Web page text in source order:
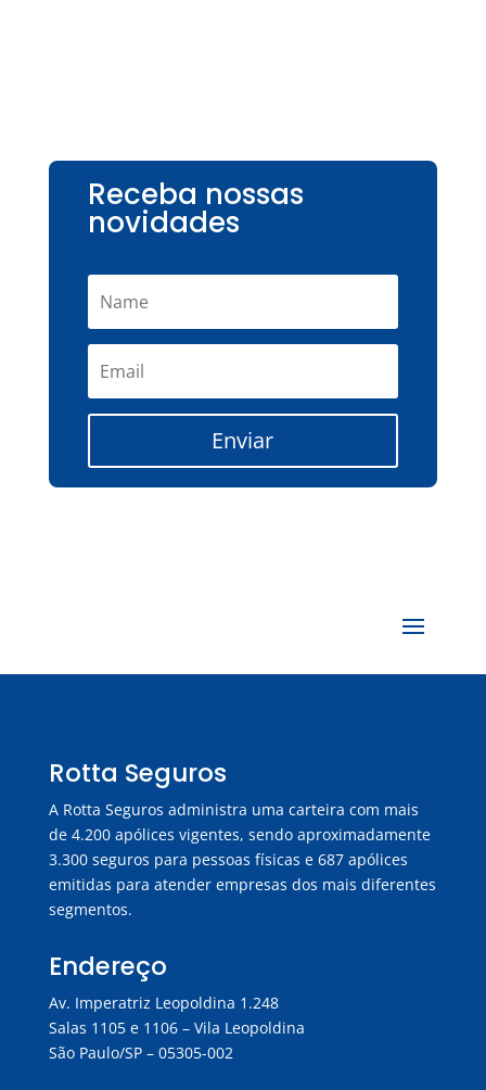
Receba nossas
novidades
Enviar
Rotta Seguros
A Rotta Seguros administra uma carteira com mais
de 4.200 apólices vigentes, sendo aproximadamente
3.300 seguros para pessoas físicas e 687 apólices
emitidas para atender empresas dos mais diferentes
segmentos.
Endereço
Av. Imperatriz Leopoldina 1.248
Salas 1105 e 1106 – Vila Leopoldina
São Paulo/SP – 05305-002